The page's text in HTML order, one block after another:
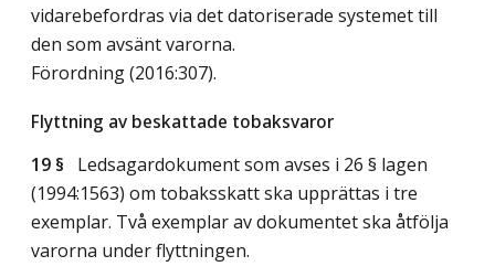
vidarebefordras via det datoriserade systemet till
den som avsänt varorna.
Förordning (2016:307).
Flyttning av beskattade tobaksvaror
19 § Ledsagardokument som avses i 26 § lagen
(1994:1563) om tobaksskatt ska upprättas i tre
exemplar. Två exemplar av dokumentet ska åtfölja
varorna under flyttningen.